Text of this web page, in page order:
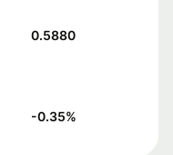
0.5880
-0.35%